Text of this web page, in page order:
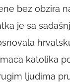
bez obzira
je sa
katolika
ljudima